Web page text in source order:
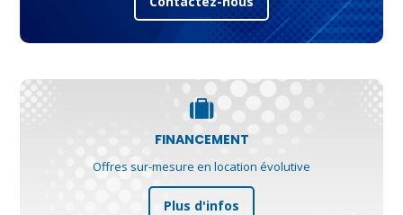
FINANCEMENT
Offres sur-mesure en location évolutive
Plus d'infos